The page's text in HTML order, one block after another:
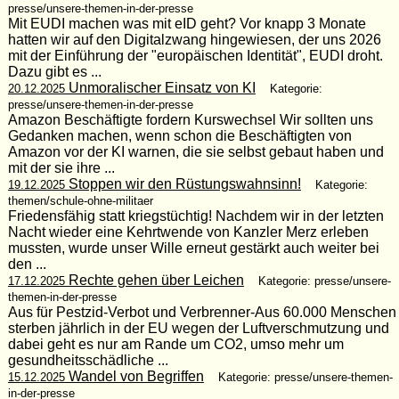
presse/unsere-themen-in-der-presse
Mit EUDI machen was mit eID geht? Vor knapp 3 Monate
hatten wir auf den Digitalzwang hingewiesen, der uns 2026
mit der Einführung der "europäischen Identität", EUDI droht.
Dazu gibt es ...
20.12.2025Unmoralischer Einsatz von KI
Kategorie:
presse/unsere-themen-in-der-presse
Amazon Beschäftigte fordern Kurswechsel Wir sollten uns
Gedanken machen, wenn schon die Beschäftigten von
Amazon vor der KI warnen, die sie selbst gebaut haben und
mit der sie ihre ...
19.12.2025Stoppen wir den Rüstungswahnsinn!
Kategorie:
themen/schule-ohne-militaer
Friedensfähig statt kriegstüchtig! Nachdem wir in der letzten
Nacht wieder eine Kehrtwende von Kanzler Merz erleben
mussten, wurde unser Wille erneut gestärkt auch weiter bei
den ...
17.12.2025Rechte gehen über Leichen
Kategorie: presse/unsere-
themen-in-der-presse
Aus für Pestzid-Verbot und Verbrenner-Aus 60.000 Menschen
sterben jährlich in der EU wegen der Luftverschmutzung und
dabei geht es nur am Rande um CO2, umso mehr um
gesundheitsschädliche ...
15.12.2025Wandel von Begriffen
Kategorie: presse/unsere-themen-
in-der-presse